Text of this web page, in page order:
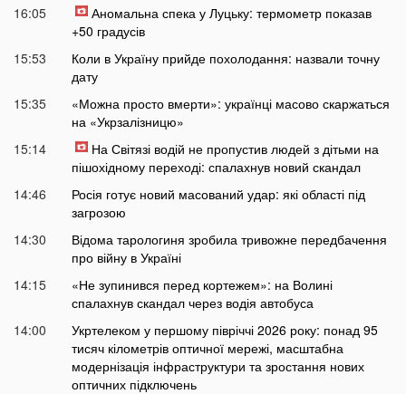
16:05
Аномальна спека у Луцьку: термометр показав
+50 градусів
15:53
Коли в Україну прийде похолодання: назвали точну
дату
15:35
«Можна просто вмерти»: українці масово скаржаться
на «Укрзалізницю»
15:14
На Світязі водій не пропустив людей з дітьми на
пішохідному переході: спалахнув новий скандал
14:46
Росія готує новий масований удар: які області під
загрозою
14:30
Відома тарологиня зробила тривожне передбачення
про війну в Україні
14:15
«Не зупинився перед кортежем»: на Волині
спалахнув скандал через водія автобуса
14:00
Укртелеком у першому півріччі 2026 року: понад 95
тисяч кілометрів оптичної мережі, масштабна
модернізація інфраструктури та зростання нових
оптичних підключень